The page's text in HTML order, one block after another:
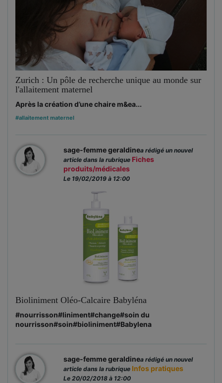
Zurich : Un pôle de recherche unique au monde sur
l'allaitement maternel
Après la création d’une chaire m&ea...
#allaitement maternel
sage-femme geraldinea rédigé un nouvel
article dans la rubrique Fiches
produits/médicales
Le 19/02/2019 à 12:00
Bioliniment Oléo-Calcaire Babyléna
#nourrisson#liniment#change#soin du
nourrisson#soin#bioliniment#Babylena
sage-femme geraldinea rédigé un nouvel
article dans la rubrique Infos pratiques
Le 20/02/2018 à 12:00